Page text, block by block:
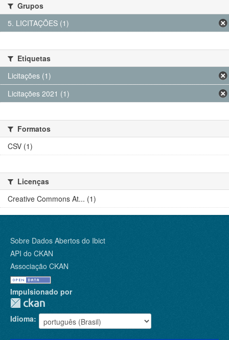
Grupos
5. LICITAÇÕES (1)
Etiquetas
Licitações (1)
Licitações 2021 (1)
Formatos
CSV (1)
Licenças
Creative Commons At... (1)
Sobre Dados Abertos do Ibict
API do CKAN
Associação CKAN
Impulsionado por
Idioma